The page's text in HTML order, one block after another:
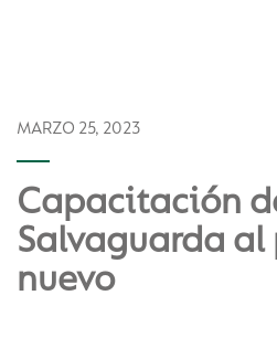
MARZO 25, 2023
Capacitación
Salvaguarda al
nuevo